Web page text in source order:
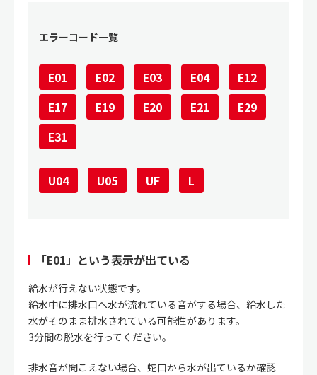
エラーコード一覧
E01 E02 E03 E04
E12
E17
E19 E20 E21
E29
E31
U04 U05 UF L
「E01」という表示が出ている
給水が行えない状態です。
給水中に排水口へ水が流れている音がする場合、給水した
水がそのまま排水されている可能性があります。
3分間の脱水を行ってください。
排水音が聞こえない場合、蛇口から水が出ているか確認